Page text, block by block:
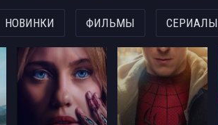
НОВИНКИ ФИЛЬМЫ СЕРИАЛЫ